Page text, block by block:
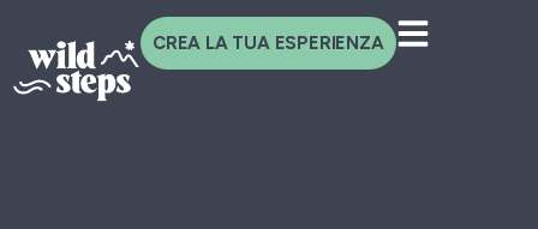
CREA LA TUA ESPERIENZA